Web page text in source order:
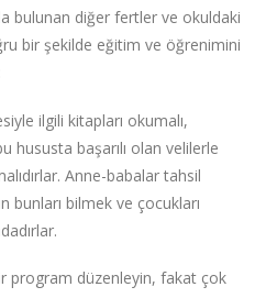
bulunan diğer fertler ve okuldaki
bir şekilde eğitim ve öğrenimini
ilgili kitapları okumalı,
hususta başarılı olan velilerle
Anne-babalar tahsil
bunları bilmek ve çocukları
program düzenleyin, fakat çok